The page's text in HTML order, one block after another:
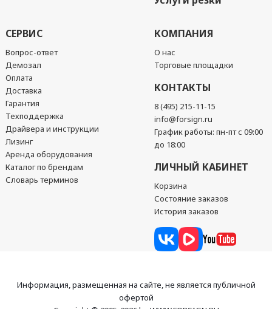
СЕРВИС
Вопрос-ответ
Демозал
Оплата
Доставка
Гарантия
Техподдержка
Драйвера и инструкции
Лизинг
Аренда оборудования
Каталог по брендам
Словарь терминов
КОМПАНИЯ
О нас
Торговые площадки
КОНТАКТЫ
8 (495) 215-11-15
info@forsign.ru
График работы: пн-пт с 09:00
до 18:00
ЛИЧНЫЙ КАБИНЕТ
Корзина
Состояние заказов
История заказов
Информация, размещенная на сайте, не является публичной
офертой